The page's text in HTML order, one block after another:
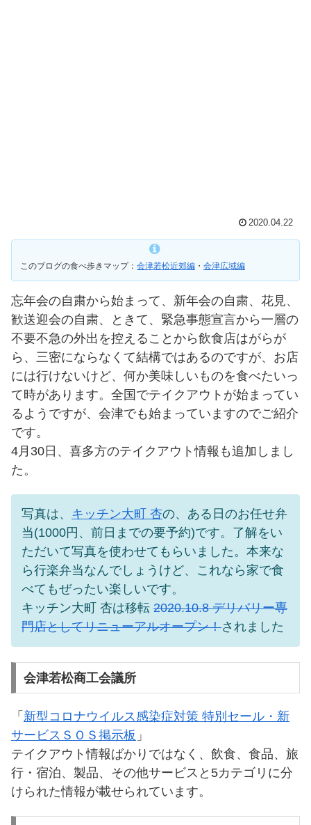
2020.04.22
このブログの食べ歩きマップ： 会津若松近郊編 ・ 会津広域編
忘年会の自粛から始まって、新年会の自粛、花見、
歓送迎会の自粛、ときて、緊急事態宣言から一層の
不要不急の外出を控えることから飲食店はがらが
ら、三密にならなくて結構ではあるのですが、お店
には行けないけど、何か美味しいものを食べたいっ
て時があります。全国でテイクアウトが始まってい
るようですが、会津でも始まっていますのでご紹介
です。
4月30日、喜多方のテイクアウト情報も追加しまし
た。
写真は、 キッチン大町 杏の、ある日のお任せ弁
当(1000円、前日までの要予約)です。了解をい
ただいて写真を使わせてもらいました。本来な
ら行楽弁当なんでしょうけど、これなら家で食
べてもぜったい楽しいです。
キッチン大町 杏は移転 2020.10.8 デリバリー専
門店としてリニューアルオープン！されました
会津若松商工会議所
「 新型コロナウイルス感染症対策 特別セール・新
サービスＳＯＳ掲示板 」
テイクアウト情報ばかりではなく、飲食、食品、旅
行・宿泊、製品、その他サービスと5カテゴリに分
けられた情報が載せられています。